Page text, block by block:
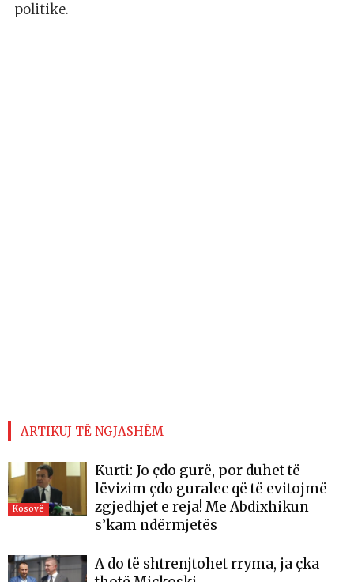
politike.
ARTIKUJ TË NGJASHËM
Kosovë
Kurti: Jo çdo gurë, por duhet të
lëvizim çdo guralec që të evitojmë
zgjedhjet e reja! Me Abdixhikun
s’kam ndërmjetës
A do të shtrenjtohet rryma, ja çka